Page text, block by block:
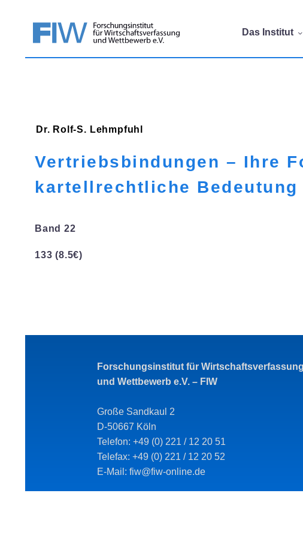
Das Institut
Dr. Rolf-S. Lehmpfuhl
Vertriebsbindungen – Ihre
kartellrechtliche Bedeutung
Band 22
133 (8.5€)
Forschungsinstitut für Wirtschaftsverfassung
und Wettbewerb e.V. – FIW
Große Sandkaul 2
D-50667 Köln
Telefon: +49 (0) 221 / 12 20 51
Telefax: +49 (0) 221 / 12 20 52
E-Mail: fiw@fiw-online.de